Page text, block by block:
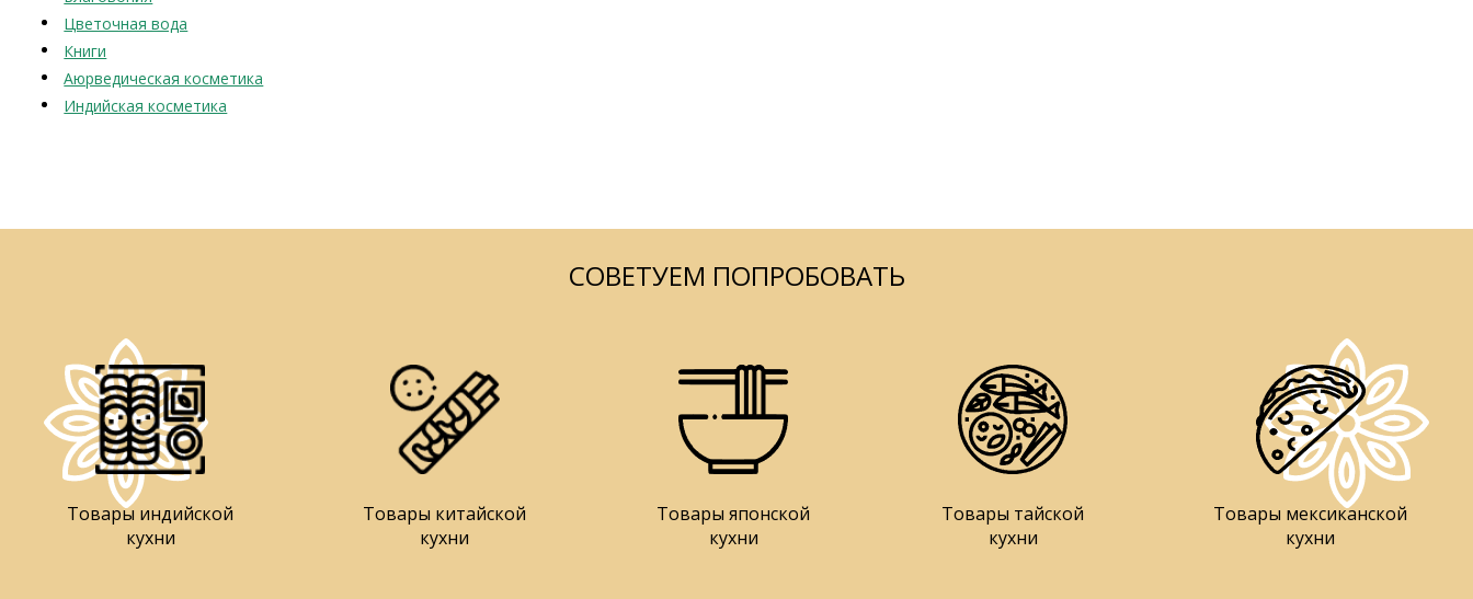
Цветочная вода
Книги
Аюрведическая косметика
Индийская косметика
СОВЕТУЕМ ПОПРОБОВАТЬ
Товары индийской
кухни
Товары китайской
кухни
Товары японской
кухни
Товары тайской
кухни
Товары мексиканской
кухни